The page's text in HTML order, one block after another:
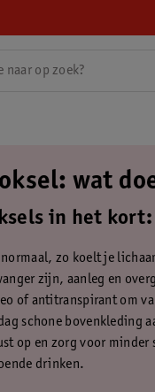
wat
in het kort:
zo koelt je
zijn, aanleg en
of antitranspirant om
dag schone bovenkleding
op en zorg voor minder
drinken.